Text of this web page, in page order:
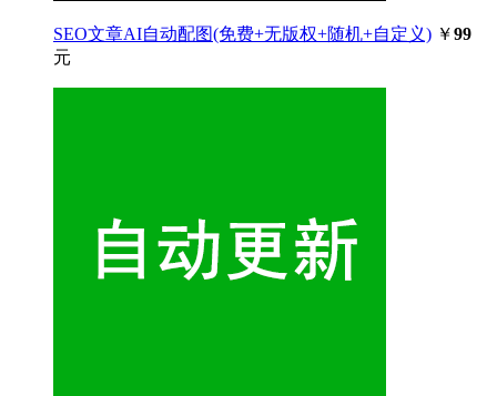
SEO文章AI自动配图(免费+无版权+随机+自定义) ￥99
元